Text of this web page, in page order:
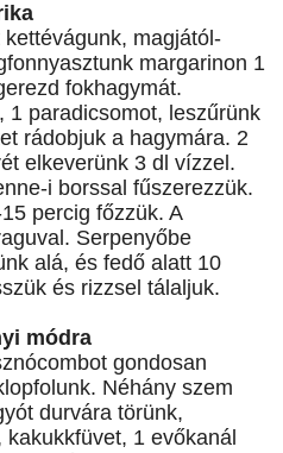
magjától-
margarinon 1
fokhagymát.
1 paradicsomot, leszűrünk
rádobjuk a hagymára. 2
elkeverünk 3 dl vízzel.
i borssal fűszerezzük.
percig főzzük. A
Serpenyőbe
alá, és fedő alatt 10
és rizzsel tálaljuk.
módra
gondosan
Néhány szem
durvára törünk,
1 evőkanál